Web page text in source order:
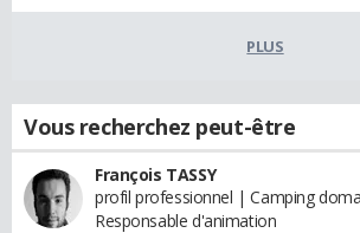
PLUS
Vous recherchez peut-être
François TASSY
profil professionnel | Camping
Responsable d'animation